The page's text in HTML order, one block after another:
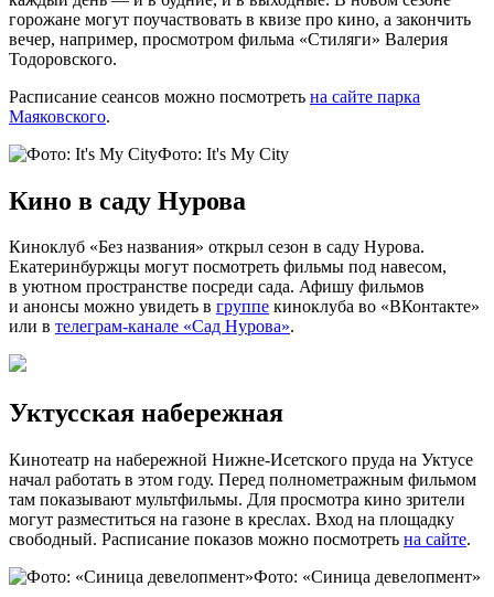
горожане могут поучаствовать в квизе про кино, а закончить
вечер, например, просмотром фильма «Стиляги» Валерия
Тодоровского.
Расписание сеансов можно посмотреть на сайте парка
Маяковского.
Фото: It's My City
Кино в саду Нурова
Киноклуб «Без названия» открыл сезон в саду Нурова.
Екатеринбуржцы могут посмотреть фильмы под навесом,
в уютном пространстве посреди сада. Афишу фильмов
и анонсы можно увидеть в группе киноклуба во «ВКонтакте»
или в телеграм-канале «Сад Нурова».
Уктусская набережная
Кинотеатр на набережной Нижне-Исетского пруда на Уктусе
начал работать в этом году. Перед полнометражным фильмом
там показывают мультфильмы. Для просмотра кино зрители
могут разместиться на газоне в креслах. Вход на площадку
свободный. Расписание показов можно посмотреть на сайте.
Фото: «Синица девелопмент»